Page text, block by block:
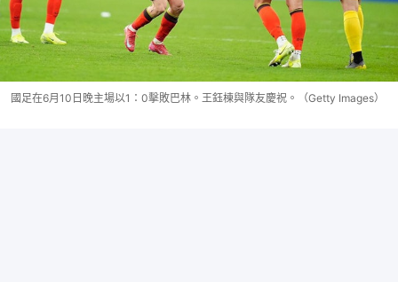
國足在6月10日晚主場以1：0擊敗巴林。王鈺棟與隊友慶祝。（Getty Images）